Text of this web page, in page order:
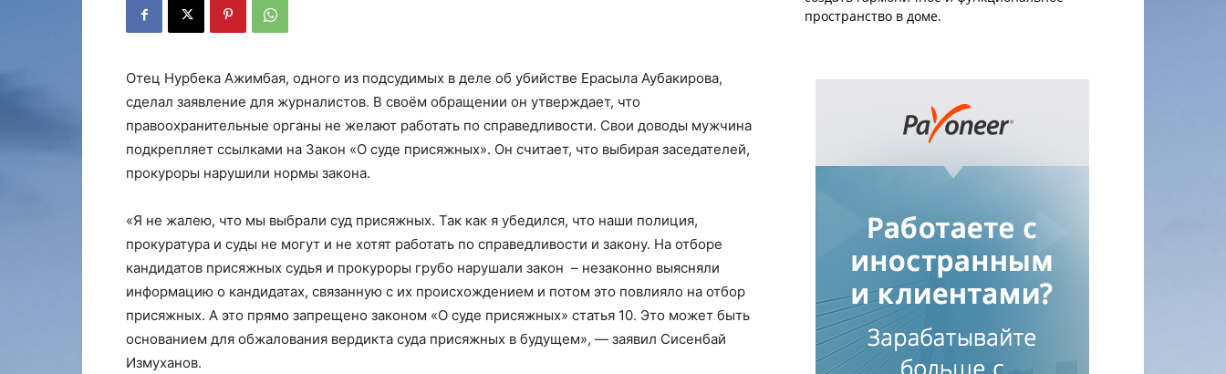
Отец Нурбека Ажимбая, одного из подсудимых в деле об убийстве Ерасыла Аубакирова,
сделал заявление для журналистов. В своём обращении он утверждает, что
правоохранительные органы не желают работать по справедливости. Свои доводы мужчина
подкрепляет ссылками на Закон «О суде присяжных». Он считает, что выбирая заседателей,
прокуроры нарушили нормы закона.
«Я не жалею, что мы выбрали суд присяжных. Так как я убедился, что наши полиция,
прокуратура и суды не могут и не хотят работать по справедливости и закону. На отборе
кандидатов присяжных судья и прокуроры грубо нарушали закон – незаконно выясняли
информацию о кандидатах, связанную с их происхождением и потом это повлияло на отбор
присяжных. А это прямо запрещено законом «О суде присяжных» статья 10. Это может быть
основанием для обжалования вердикта суда присяжных в будущем», — заявил Сисенбай
Измуханов.
пространство в доме.